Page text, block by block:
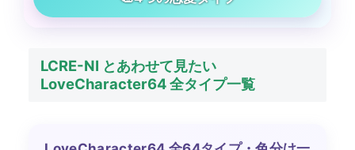
LCRE-NI とあわせて見たい
LoveCharacter64 全タイプ一覧